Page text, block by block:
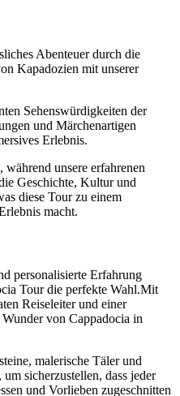
Abenteuer durch die
Kapadozien mit unserer
Sehenswürdigkeiten der
und Märchenartigen
Erlebnis.
während unsere erfahrenen
Geschichte, Kultur und
diese Tour zu einem
macht.
personalisierte Erfahrung
Tour die perfekte Wahl.Mit
Reiseleiter und einer
von Cappadocia in
malerische Täler und
sicherzustellen, dass jeder
und Vorlieben zugeschnitten